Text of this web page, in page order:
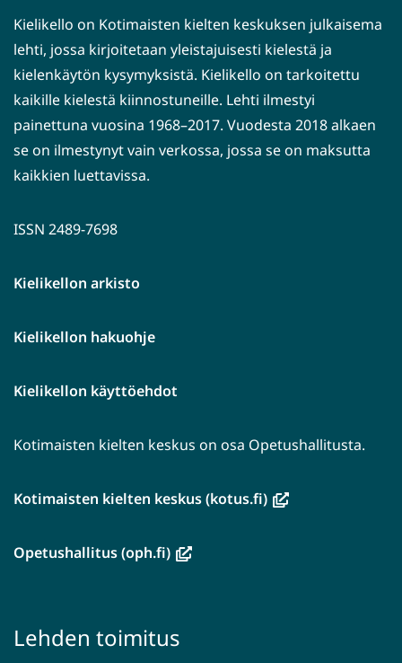
Kielikello on Kotimaisten kielten keskuksen julkaisema
lehti, jossa kirjoitetaan yleistajuisesti kielestä ja
kielenkäytön kysymyksistä. Kielikello on tarkoitettu
kaikille kielestä kiinnostuneille. Lehti ilmestyi
painettuna vuosina 1968–2017. Vuodesta 2018 alkaen
se on ilmestynyt vain verkossa, jossa se on maksutta
kaikkien luettavissa.
ISSN 2489-7698
Kielikellon arkisto
Kielikellon hakuohje
Kielikellon käyttöehdot
Kotimaisten kielten keskus on osa Opetushallitusta.
Kotimaisten kielten keskus (kotus.fi)(avautuu
Opetushallitus (oph.fi)(avautuu
toiseen
Lehden toimitus